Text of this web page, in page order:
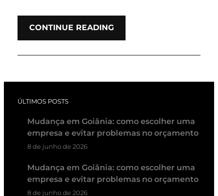
CONTINUE READING
ÚLTIMOS POSTS
Mudança em Goiânia: como escolher uma
empresa e evitar problemas no orçamento
8 de junho de 2026
Mudança em Goiânia: como escolher uma
empresa e evitar problemas no orçamento
8 de junho de 2026